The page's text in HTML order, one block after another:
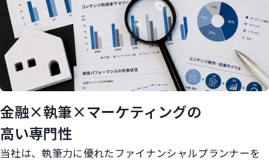
金融×執筆×マーケティングの
高い専門性
当社は、執筆力に優れたファイナンシャルプランナーを